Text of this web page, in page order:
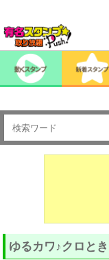
ゆるカワ♪クロと